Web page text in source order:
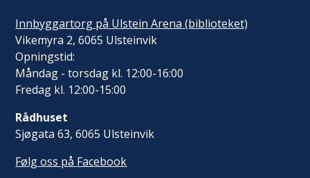
Innbyggartorg på Ulstein Arena (biblioteket)
Vikemyra 2, 6065 Ulsteinvik
Opningstid:
Måndag - torsdag kl. 12:00-16:00
Fredag kl. 12:00-15:00
Rådhuset
Sjøgata 63, 6065 Ulsteinvik
Følg oss på Facebook